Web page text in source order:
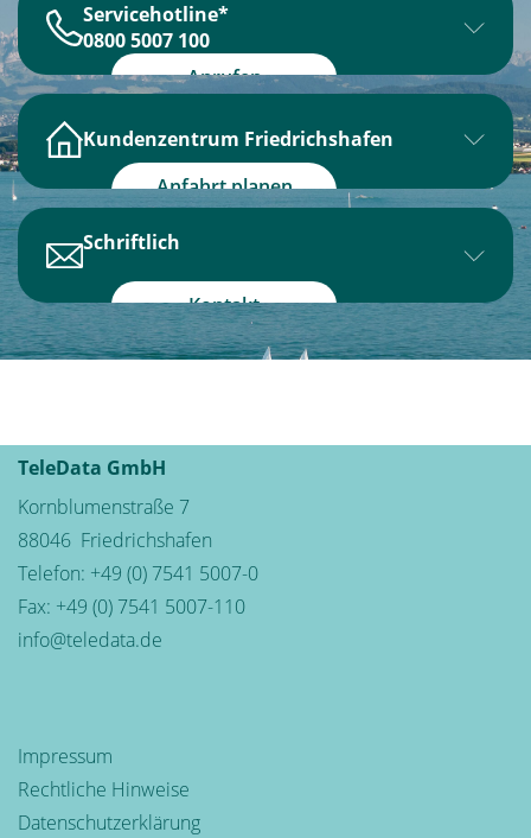
Servicehotline*
0800 5007 100
Montag bis Donnerstag
8:00 Uhr – 18:00 Uhr
Freitag
8:00 Uhr – 16:00 Uhr
*kostenlose Hotline
Anrufen
Kundenzentrum Friedrichshafen
Öffnungszeiten:
Montag bis Freitag
14:00 Uhr - 17:00 Uhr
Anfahrt planen
(Google)
Schriftlich
Sie haben Fragen, Anregungen oder
Wünsche? Schreiben sie uns!
Kontakt
TeleData GmbH
Kornblumenstraße 7
88046 Friedrichshafen
Telefon: +49 (0) 7541 5007-0
Fax: +49 (0) 7541 5007-110
info@teledata.de
Impressum
Rechtliche Hinweise
Datenschutzerklärung